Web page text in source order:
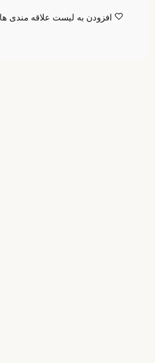
افزودن به لیست علاقه مندی ها